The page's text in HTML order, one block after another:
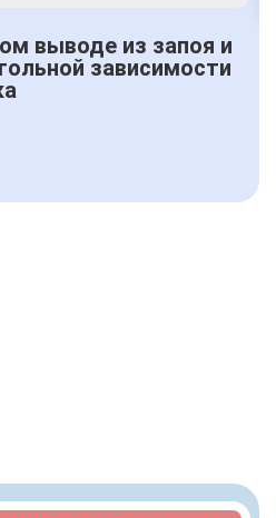
выводе из запоя и
зависимости